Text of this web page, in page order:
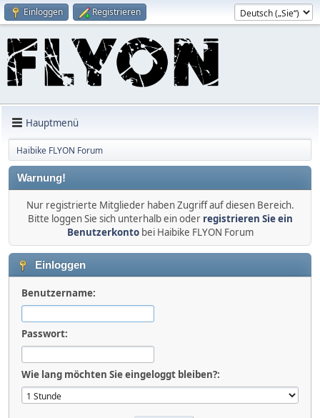
Einloggen Registrieren
Hauptmenü
Haibike FLYON Forum
Warnung!
Nur registrierte Mitglieder haben Zugriff auf diesen Bereich.
Bitte loggen Sie sich unterhalb ein oder registrieren Sie ein
Benutzerkontobei Haibike FLYON Forum
Einloggen
Benutzername:
Passwort:
Wie lang möchten Sie eingeloggt bleiben?: